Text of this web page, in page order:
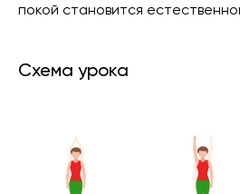
покой становится
Схема урока